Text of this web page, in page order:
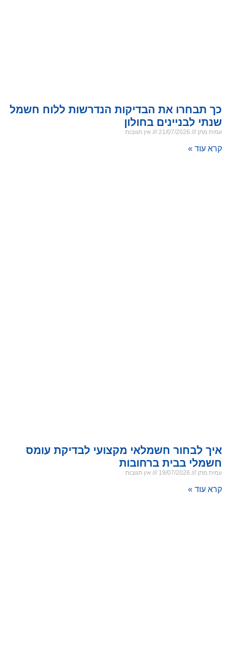
כך תבחרו את הבדיקות הנדרשות ללוח חשמל
שנתי לבניינים בחולון
עמית מתן אין תגובות
קרא עוד »
איך לבחור חשמלאי מקצועי לבדיקת עומס
חשמלי בבית ברחובות
עמית מתן אין תגובות
קרא עוד »